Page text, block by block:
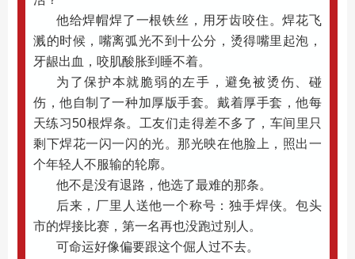
他给焊帽焊了一根铁丝，用牙齿咬住。焊花飞
溅的时候，嘴离弧光不到十公分，烫得嘴里起泡，
牙龈出血，咬肌酸胀到睡不着。
为了保护本就脆弱的左手，避免被烫伤、碰
伤，他自制了一种加厚版手套。戴着厚手套，他每
天练习50根焊条。工友们走得差不多了，车间里只
剩下焊花一闪一闪的光。那光映在他脸上，照出一
个年轻人不服输的轮廓。
他不是没有退路，他选了最难的那条。
后来，厂里人送他一个称号：独手焊侠。包头
市的焊接比赛，第一名再也没跑过别人。
可命运好像偏要跟这个倔人过不去。